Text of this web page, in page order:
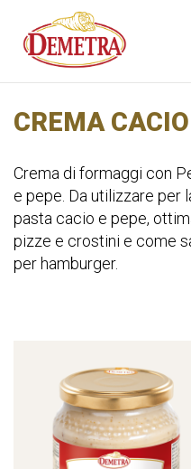
CREMA
Crema di formaggi con
e pepe. Da utilizzare per
pasta cacio e pepe,
pizze e crostini e come
per hamburger.